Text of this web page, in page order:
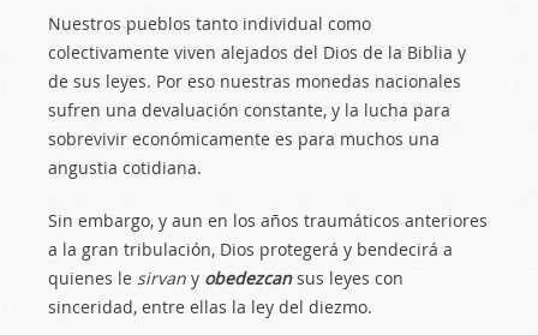
Nuestros pueblos tanto individual como
colectivamente viven alejados del Dios de la Biblia y
de sus leyes. Por eso nuestras monedas nacionales
sufren una devaluación constante, y la lucha para
sobrevivir económicamente es para muchos una
angustia cotidiana.
Sin embargo, y aun en los años traumáticos anteriores
a la gran tribulación, Dios protegerá y bendecirá a
quienes le sirvan y obedezcansus leyes con
sinceridad, entre ellas la ley del diezmo.